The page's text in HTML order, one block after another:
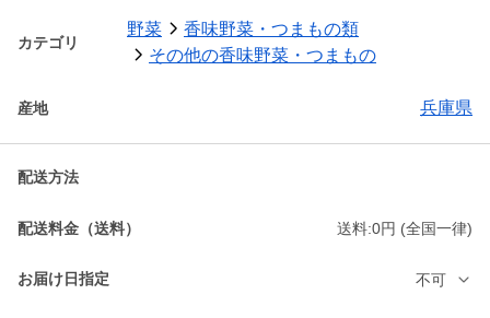
カテゴリ
野菜
香味野菜・つまもの類
その他の香味野菜・つまもの
産地 兵庫県
配送方法
配送料金（送料） 送料:0円 (全国一律)
お届け日指定 不可